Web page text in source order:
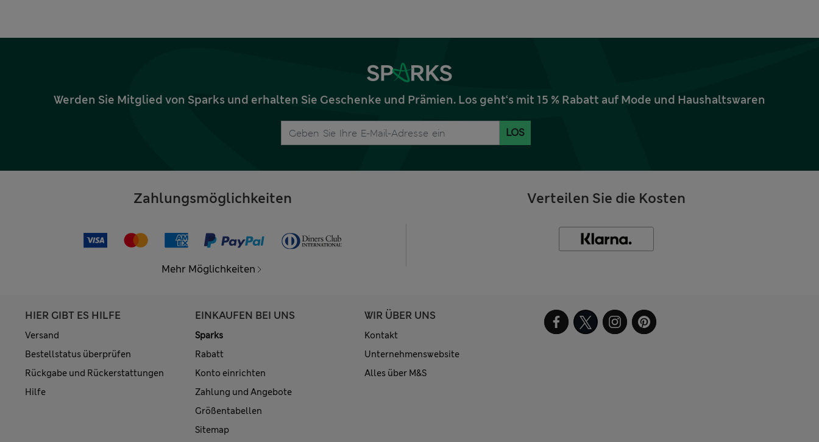
Werden Sie Mitglied von Sparks und erhalten Sie Geschenke und Prämien. Los geht‘s mit 15 % Rabatt auf Mode und Haushaltswaren
LOS
Zahlungsmöglichkeiten
Mehr Möglichkeiten
Verteilen Sie die Kosten
HIER GIBT ES HILFE
Versand
Bestellstatus überprüfen
Rückgabe und Rückerstattungen
Hilfe
EINKAUFEN BEI UNS
Sparks
Rabatt
Konto einrichten
Zahlung und Angebote
Größentabellen
Sitemap
WIR ÜBER UNS
Kontakt
Unternehmenswebsite
Alles über M&S